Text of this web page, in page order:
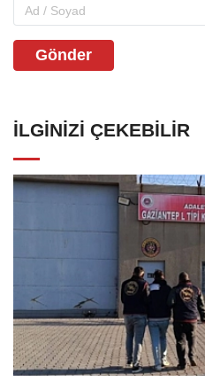
Gönder
İLGINIZI ÇEKEBILIR